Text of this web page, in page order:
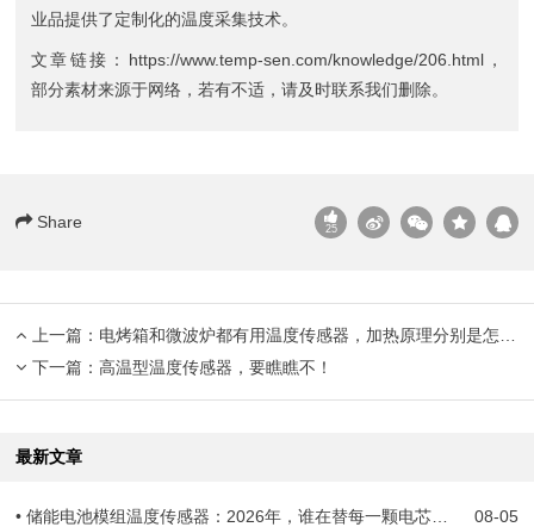
业品提供了定制化的温度采集技术。
文章链接： https://www.temp-sen.com/knowledge/206.html，
部分素材来源于网络，若有不适，请及时联系我们删除。
Share 25
上一篇： 电烤箱和微波炉都有用温度传感器，加热原理分别是怎样？
下一篇： 高温型温度传感器，要瞧瞧不！
最新文章
08-05
• 储能电池模组温度传感器：2026年，谁在替每一颗电芯守住生死线？